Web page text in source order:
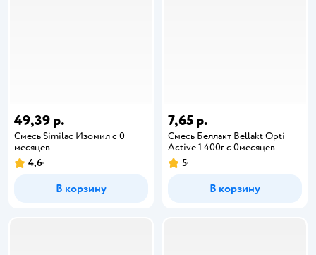
49,39 р.
Смесь Similac Изомил с 0
месяцев
4,6
В корзину
7,65 р.
Смесь Беллакт Bellakt Opti
Active 1 400г с 0месяцев
5
В корзину